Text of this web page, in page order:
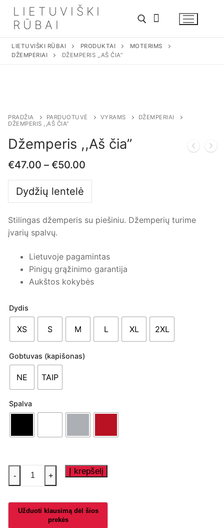
turinio
LIETUVIŠKI
RŪBAI
LIETUVIŠKI RŪBAI PRODUKTAI
MOTERIMS
DŽEMPERIAI
DŽEMPERIS ,,AŠ ČIA”
PRADŽIA PARDUOTUVĖ VYRAMS
DŽEMPERIAI
DŽEMPERIS ,,AŠ ČIA”
Džemperis ,,Aš čia”
€47.00 – €50.00
Dydžių lentelė
Stilingas džemperis su piešiniu. Džemperių turime
įvarių spalvų.
Lietuvoje pagamintas
Pinigų grąžinimo garantija
Aukštos kokybės
Dydis
XS S M L XL 2XL
Gobtuvas (kapišonas)
NE TAIP
Spalva
produkto
kiekis:
,,Aš
- + Į krepšelį